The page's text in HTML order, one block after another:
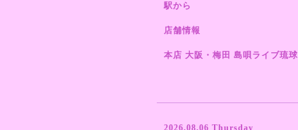
駅から
店舗情報
本店 大阪・梅田 島唄ライブ琉球
2026.08.06 Thursday